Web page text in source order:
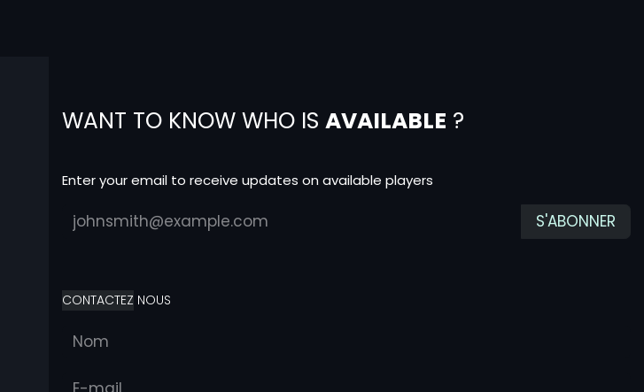
WANT TO KNOW WHO IS AVAILABLE ?
Enter your email to receive updates on available players
S'ABONNER
CONTACTEZ NOUS